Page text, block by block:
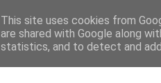
This site uses cookies from
are shared with Google along
statistics, and to detect and